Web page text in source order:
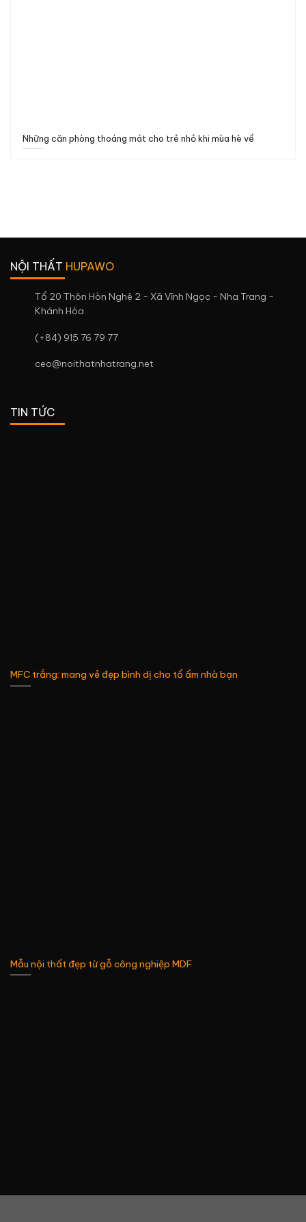
Những căn phòng thoáng mát cho trẻ nhỏ khi mùa hè về
NỘI THẤT HUPAWO
Tổ 20 Thôn Hòn Nghê 2 - Xã Vĩnh Ngọc - Nha Trang -
Khánh Hòa
(+84) 915 76 79 77
ceo@noithatnhatrang.net
TIN TỨC
MFC trắng: mang vẻ đẹp bình dị cho tổ ấm nhà bạn
Mẫu nội thất đẹp từ gỗ công nghiệp MDF